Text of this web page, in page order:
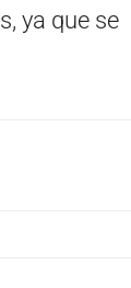
ya que se